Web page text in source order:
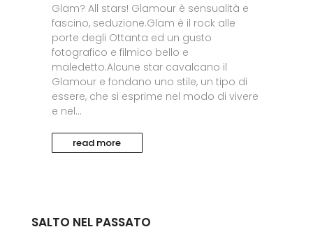
Glam? All stars! Glamour è sensualità e
fascino, seduzione.Glam è il rock alle
porte degli Ottanta ed un gusto
fotografico e filmico bello e
maledetto.Alcune star cavalcano il
Glamour e fondano uno stile, un tipo di
essere, che si esprime nel modo di vivere
e nel...
read more
SALTO NEL PASSATO